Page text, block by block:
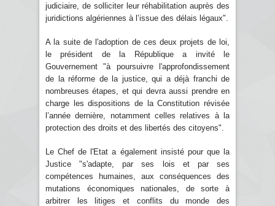
judiciaire, de solliciter leur réhabilitation auprès des
juridictions algériennes à l’issue des délais légaux".
A la suite de l'adoption de ces deux projets de loi,
le président de la République a invité le
Gouvernement "à poursuivre l'approfondissement
de la réforme de la justice, qui a déjà franchi de
nombreuses étapes, et qui devra aussi prendre en
charge les dispositions de la Constitution révisée
l’année dernière, notamment celles relatives à la
protection des droits et des libertés des citoyens".
Le Chef de l'Etat a également insisté pour que la
Justice "s'adapte, par ses lois et par ses
compétences humaines, aux conséquences des
mutations économiques nationales, de sorte à
arbitrer les litiges et conflits du monde des